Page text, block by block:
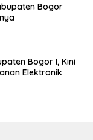
Bogor
Bogor I, Kini
Elektronik